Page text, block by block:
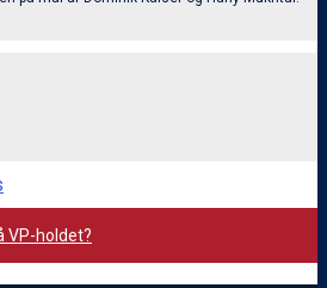
VP-holdet?